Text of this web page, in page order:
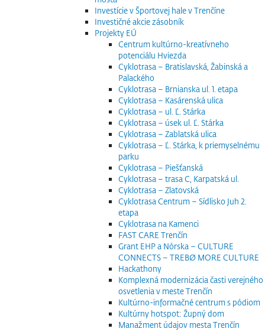
Investície v Športovej hale v Trenčíne
Investičné akcie zásobník
Projekty EÚ
Centrum kultúrno-kreatívneho
potenciálu Hviezda
Cyklotrasa – Bratislavská, Žabinská a
Palackého
Cyklotrasa – Brnianska ul. 1. etapa
Cyklotrasa – Kasárenská ulica
Cyklotrasa – ul. Ľ. Stárka
Cyklotrasa – úsek ul. Ľ. Stárka
Cyklotrasa – Zablatská ulica
Cyklotrasa – Ľ. Stárka, k priemyselnému
parku
Cyklotrasa – Piešťanská
Cyklotrasa – trasa C, Karpatská ul.
Cyklotrasa – Zlatovská
Cyklotrasa Centrum – Sídlisko Juh 2.
etapa
Cyklotrasa na Kamenci
FAST CARE Trenčín
Grant EHP a Nórska – CULTURE
CONNECTS – TREBØ MORE CULTURE
Hackathony
Komplexná modernizácia časti verejného
osvetlenia v meste Trenčín
Kultúrno-informačné centrum s pódiom
Kultúrny hotspot: Župný dom
Manažment údajov mesta Trenčín